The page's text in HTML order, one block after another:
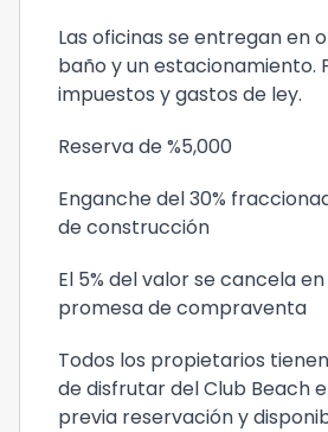
Las oficinas se entregan en
baño y un estacionamiento.
impuestos y gastos de ley.
Reserva de %5,000
Enganche del 30%
de construcción
El 5% del valor se cancela
promesa de compraventa
Todos los propietarios
de disfrutar del Club Beach
previa reservación y